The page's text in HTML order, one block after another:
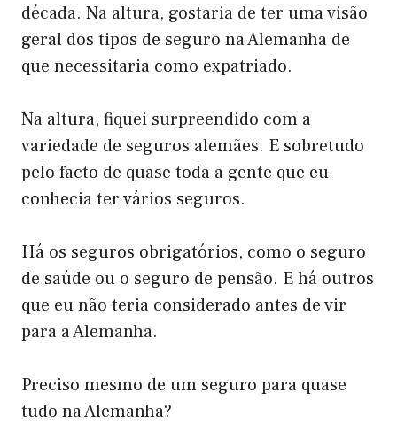
década. Na altura, gostaria de ter uma visão
geral dos tipos de seguro na Alemanha de
que necessitaria como expatriado.
Na altura, fiquei surpreendido com a
variedade de seguros alemães. E sobretudo
pelo facto de quase toda a gente que eu
conhecia ter vários seguros.
Há os seguros obrigatórios, como o seguro
de saúde ou o seguro de pensão. E há outros
que eu não teria considerado antes de vir
para a Alemanha.
Preciso mesmo de um seguro para quase
tudo na Alemanha?